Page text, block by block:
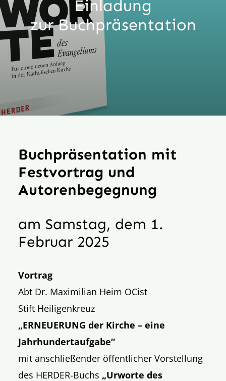
Aktion
Veröffentlichungen
Einladung
zur Buchpräsentation
Buchpräsentation mit
Festvortrag und
Autorenbegegnung
am Samstag, dem 1.
Februar 2025
Vortrag
Abt Dr. Maximilian Heim OCist
Stift Heiligenkreuz
„ERNEUERUNG der Kirche – eine
Jahrhundertaufgabe“
mit anschließender öffentlicher Vorstellung
des HERDER-Buchs „Urworte des